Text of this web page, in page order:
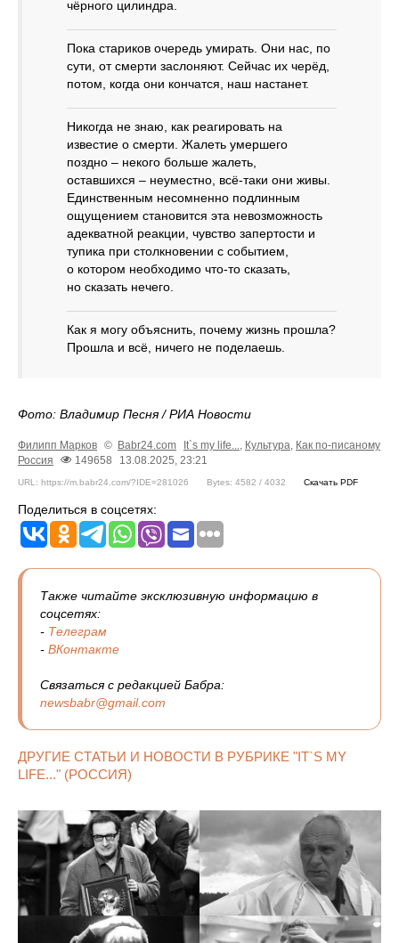
чёрного цилиндра.
Пока стариков очередь умирать. Они нас, по
сути, от смерти заслоняют. Сейчас их черёд,
потом, когда они кончатся, наш настанет.
Никогда не знаю, как реагировать на
известие о смерти. Жалеть умершего
поздно – некого больше жалеть,
оставшихся – неуместно, всё‑таки они живы.
Единственным несомненно подлинным
ощущением становится эта невозможность
адекватной реакции, чувство запертости и
тупика при столкновении с событием,
о котором необходимо что‑то сказать,
но сказать нечего.
Как я могу объяснить, почему жизнь прошла?
Прошла и всё, ничего не поделаешь.
Фото: Владимир Песня / РИА Новости
Филипп Марков © Babr24.com It`s my life..., Культура, Как по-писаному
Россия
149658 13.08.2025, 23:21
URL: https://m.babr24.com/?IDE=281026 Bytes: 4582 / 4032 Скачать PDF
Поделиться в соцсетях:
Также читайте эксклюзивную информацию в
соцсетях:
- Телеграм
- ВКонтакте
Связаться с редакцией Бабра:
newsbabr@gmail.com
ДРУГИЕ СТАТЬИ И НОВОСТИ В РУБРИКЕ "IT`S MY
LIFE..." (РОССИЯ)